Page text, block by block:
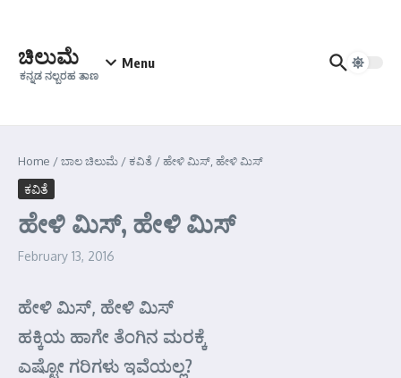
ಚಿಲುಮೆ
ಕನ್ನಡ ನಲ್ಬರಹ ತಾಣ
Menu
Home /ಬಾಲ ಚಿಲುಮೆ /ಕವಿತೆ /ಹೇಳಿ ಮಿಸ್, ಹೇಳಿ ಮಿಸ್
ಕವಿತೆ
ಹೇಳಿ ಮಿಸ್, ಹೇಳಿ ಮಿಸ್
February 13, 2016
ಹೇಳಿ ಮಿಸ್, ಹೇಳಿ ಮಿಸ್
ಹಕ್ಕಿಯ ಹಾಗೇ ತೆಂಗಿನ ಮರಕ್ಕೆ
ಎಷ್ಟೋ ಗರಿಗಳು ಇವೆಯಲ್ಲ?